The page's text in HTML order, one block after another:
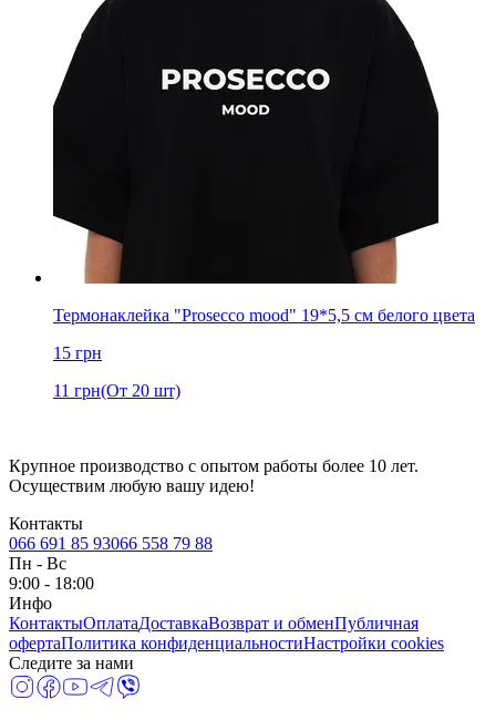
Термонаклейка "Prosecco mood" 19*5,5 см белого цвета
15 грн
11 грн(От 20 шт)
Крупное производство с опытом работы более 10 лет.
Осуществим любую вашу идею!
Контакты
066 691 85 93066 558 79 88
Пн - Вс
9:00 - 18:00
Инфо
КонтактыОплатаДоставкаВозврат и обменПубличная
офертаПолитика конфиденциальностиНастройки cookies
Следите за нами